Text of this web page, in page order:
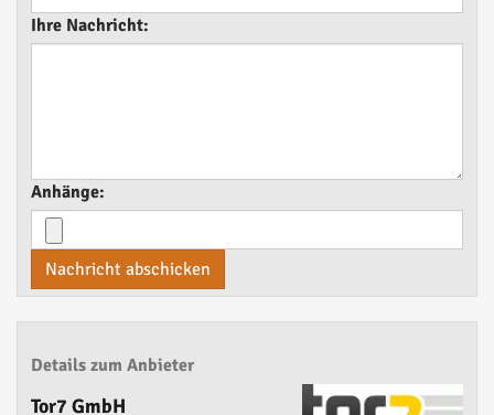
Ihre Nachricht:
Anhänge:
Nachricht abschicken
Details zum Anbieter
Tor7 GmbH